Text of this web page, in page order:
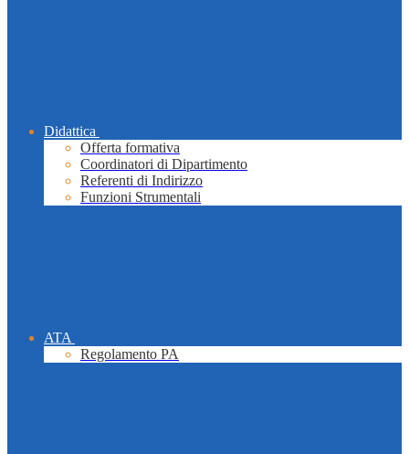
Didattica
Offerta formativa
Coordinatori di Dipartimento
Referenti di Indirizzo
Funzioni Strumentali
ATA
Regolamento PA